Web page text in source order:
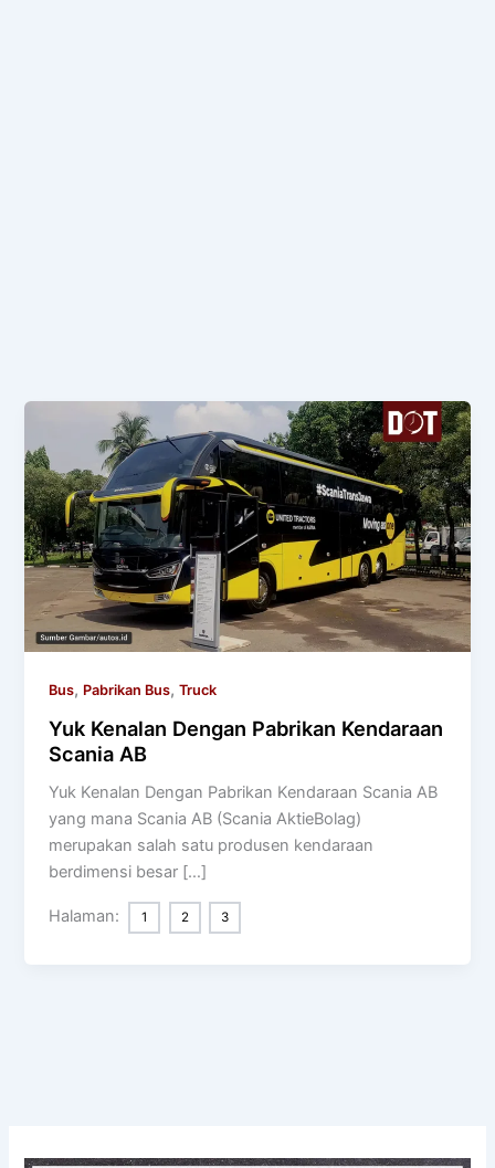
Bus, Pabrikan Bus,Truck
Yuk Kenalan Dengan Pabrikan Kendaraan
Scania AB
Yuk Kenalan Dengan Pabrikan Kendaraan Scania AB
yang mana Scania AB (Scania AktieBolag)
merupakan salah satu produsen kendaraan
berdimensi besar […]
Halaman: 1 2 3